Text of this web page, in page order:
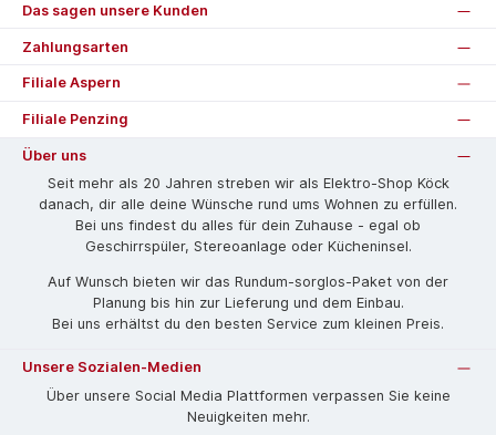
Das sagen unsere Kunden
Zahlungsarten
Filiale Aspern
Filiale Penzing
Über uns
Seit mehr als 20 Jahren streben wir als Elektro-Shop Köck
danach, dir alle deine Wünsche rund ums Wohnen zu erfüllen.
Bei uns findest du alles für dein Zuhause - egal ob
Geschirrspüler, Stereoanlage oder Kücheninsel.
Auf Wunsch bieten wir das Rund­um-sorg­los-Pa­ket von der
Planung bis hin zur Lieferung und dem Einbau.
Bei uns erhältst du den besten Service zum kleinen Preis.
Unsere Sozialen-Medien
Über unsere Social Media Plattformen verpassen Sie keine
Neuigkeiten mehr.